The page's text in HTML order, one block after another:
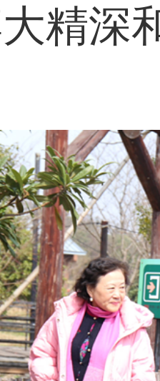
精深